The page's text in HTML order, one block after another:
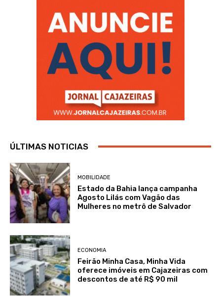
ÚLTIMAS NOTICIAS
MOBILIDADE
Estado da Bahia lança campanha
Agosto Lilás com Vagão das
Mulheres no metrô de Salvador
ECONOMIA
Feirão Minha Casa, Minha Vida
oferece imóveis em Cajazeiras com
descontos de até R$ 90 mil